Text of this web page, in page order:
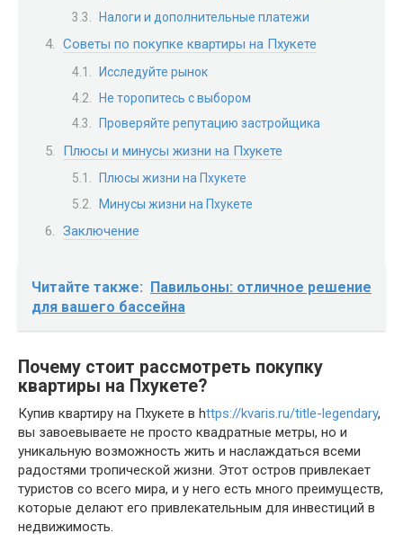
Налоги и дополнительные платежи
Советы по покупке квартиры на Пхукете
Исследуйте рынок
Не торопитесь с выбором
Проверяйте репутацию застройщика
Плюсы и минусы жизни на Пхукете
Плюсы жизни на Пхукете
Минусы жизни на Пхукете
Заключение
Читайте также: Павильоны: отличное решение
для вашего бассейна
Почему стоит рассмотреть покупку
квартиры на Пхукете?
Купив квартиру на Пхукете в https://kvaris.ru/title-legendary,
вы завоевываете не просто квадратные метры, но и
уникальную возможность жить и наслаждаться всеми
радостями тропической жизни. Этот остров привлекает
туристов со всего мира, и у него есть много преимуществ,
которые делают его привлекательным для инвестиций в
недвижимость.